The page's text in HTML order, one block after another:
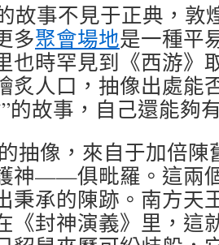
故事不見于正典，敦
多聚會場地是一種平
也時罕見到《西游》
炙人口，抽像出處能
的故事，自己還能夠
抽像，來自于加倍陳
神——俱毗羅。這兩
秉承的陳跡。南方天
《封神演義》里，這